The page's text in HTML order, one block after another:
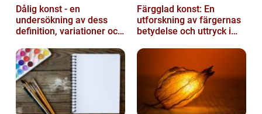
Dålig konst - en
undersökning av dess
definition, variationer och
Färgglad konst: En
utforskning av färgernas
betydelse och uttryck i